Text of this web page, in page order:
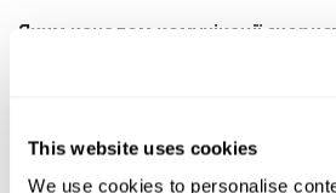
This website uses cookies
We use cookies to personalise
Яким каналом комунікації
Ви можете звернутися за
форми зворотного зв'язку на
чат на сайті;